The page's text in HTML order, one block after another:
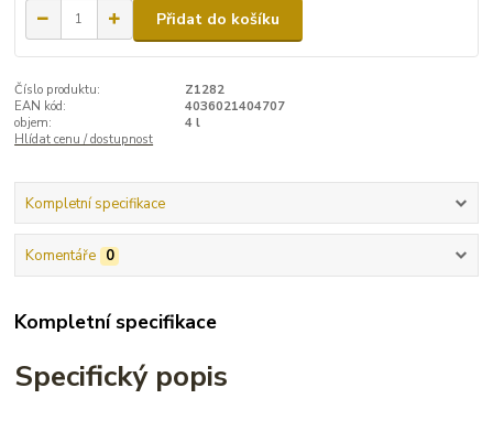
Přidat do košíku
Číslo produktu:
Z1282
EAN kód:
4036021404707
objem:
4 l
Hlídat cenu / dostupnost
Kompletní specifikace
Komentáře 0
Kompletní specifikace
Specifický popis